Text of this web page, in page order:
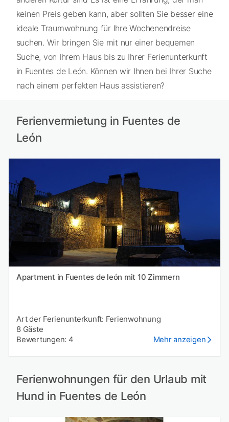
keinen Preis geben kann, aber sollten Sie besser eine
ideale Traumwohnung für Ihre Wochenendreise
suchen. Wir bringen Sie mit nur einer bequemen
Suche, von Ihrem Haus bis zu Ihrer Ferienunterkunft
in Fuentes de León. Können wir Ihnen bei Ihrer Suche
nach einem perfekten Haus assistieren?
Ferienvermietung in Fuentes de
León
Apartment in Fuentes de león mit 10 Zimmern
Art der Ferienunterkunft: Ferienwohnung
8 Gäste
Bewertungen: 4
Mehr anzeigen
Ferienwohnungen für den Urlaub mit
Hund in Fuentes de León